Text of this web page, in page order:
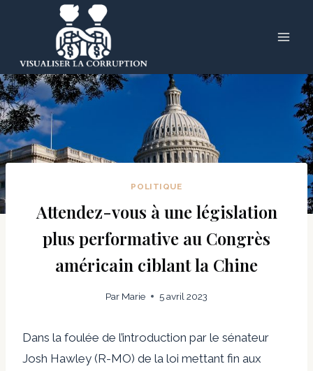
POLITIQUE
Attendez-vous à une législation
plus performative au Congrès
américain ciblant la Chine
Par Marie 5 avril 2023
Dans la foulée de l’introduction par le sénateur
Josh Hawley (R-MO) de la loi mettant fin aux